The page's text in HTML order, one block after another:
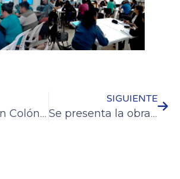
Se realizó en Colón el 2º Encuentro de Juegos de Mesa Modernos
SIGUIENTE
Se presenta la obra “A Propósito del Tiempo” en Colón